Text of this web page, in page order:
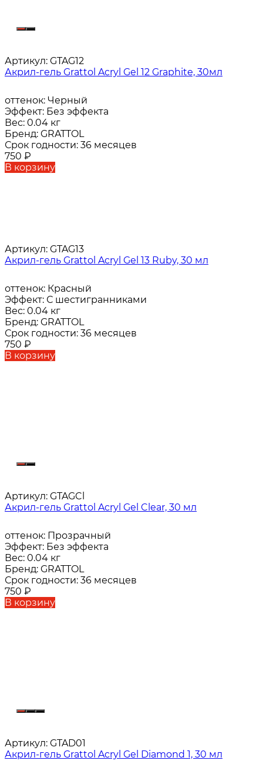
Артикул: GTAG12
Акрил-гель Grattol Acryl Gel 12 Graphite, 30мл
оттенок: Черный
Эффект: Без эффекта
Вес: 0.04 кг
Бренд: GRATTOL
Срок годности: 36 месяцев
750 ₽
В корзину
Артикул: GTAG13
Акрил-гель Grattol Acryl Gel 13 Ruby, 30 мл
оттенок: Красный
Эффект: С шестигранниками
Вес: 0.04 кг
Бренд: GRATTOL
Срок годности: 36 месяцев
750 ₽
В корзину
Артикул: GTAGCl
Акрил-гель Grattol Acryl Gel Clear, 30 мл
оттенок: Прозрачный
Эффект: Без эффекта
Вес: 0.04 кг
Бренд: GRATTOL
Срок годности: 36 месяцев
750 ₽
В корзину
Артикул: GTAD01
Акрил-гель Grattol Acryl Gel Diamond 1, 30 мл